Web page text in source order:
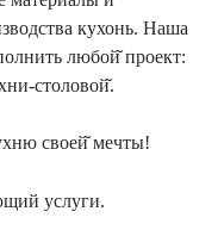
кухонь. Наша
любой̆ проект:
столовой̆.
своей̆ мечты!
услуги.